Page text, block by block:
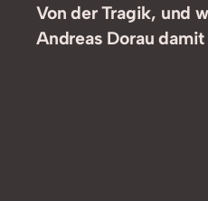
Von der Tragik, und
Andreas Dorau